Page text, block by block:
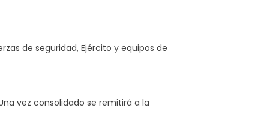
de seguridad, Ejército y equipos de
vez consolidado se remitirá a la